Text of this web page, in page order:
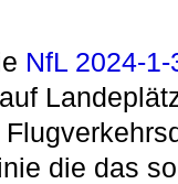
NfL 2024-
die das